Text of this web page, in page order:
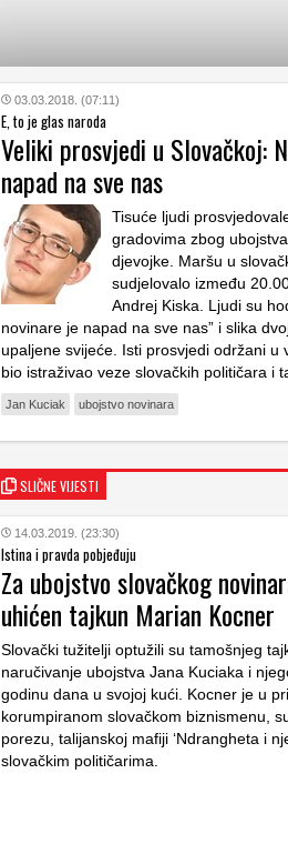
03.03.2018. (07:11)
E, to je glas naroda
Veliki prosvjedi u Slovačkoj:
napad na sve nas
Tisuće ljudi
gradovima zbog
djevojke. Maršu u
sudjelovalo između
Andrej Kiska. Ljudi su
novinare je napad na sve nas” i slika
upaljene svijeće. Isti prosvjedi održani u
bio istraživao veze slovačkih političara i
Jan Kuciak ubojstvo novinara
SLIČNE VIJESTI
14.03.2019. (23:30)
Istina i pravda pobjeđuju
Za ubojstvo slovačkog
uhićen tajkun Marian Kocner
Slovački tužitelji optužili su tamošnjeg
naručivanje ubojstva Jana Kuciaka i
godinu dana u svojoj kući. Kocner je u
korumpiranom slovačkom biznismenu,
porezu, talijanskoj mafiji ‘Ndrangheta i
slovačkim političarima.